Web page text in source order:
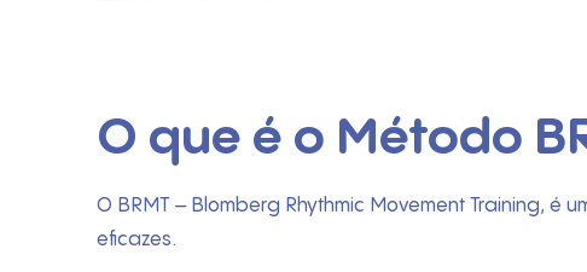
O que é o Método
O BRMT – Blomberg Rhythmic Movement Training,
eficazes.